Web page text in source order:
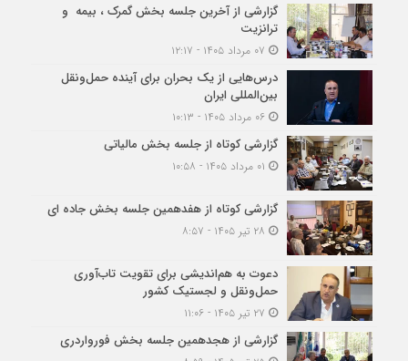
گزارشی از آخرین جلسه بخش گمرک ، بیمه و
ترانزیت
درس‌هایی از یک بحران برای آینده حمل‌ونقل
بین‌المللی ایران
گزارشی کوتاه از جلسه بخش مالیاتی
گزارشی کوتاه از هفدهمین جلسه بخش جاده ای
دعوت به هم‌اندیشی برای تقویت تاب‌آوری
حمل‌ونقل و لجستیک کشور
گزارشی از هجدهمین جلسه بخش فورواردری